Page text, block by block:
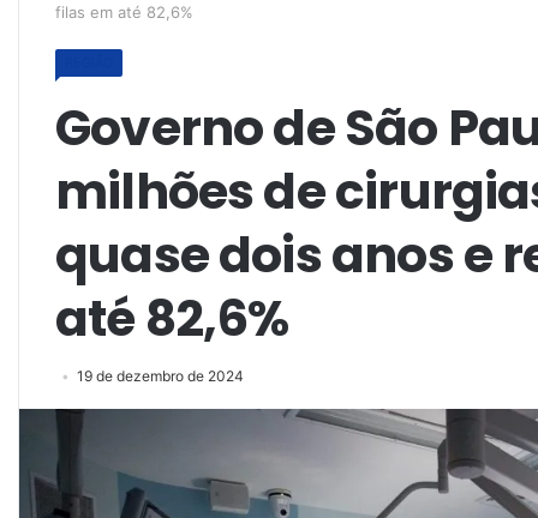
filas em até 82,6%
Governo de São
milhões de
quase dois anos e
até 82,6%
19 de dezembro de 2024